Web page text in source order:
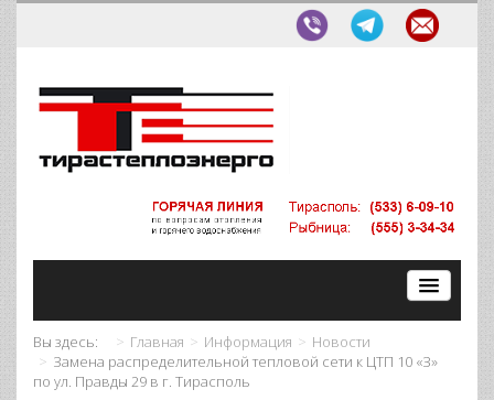
Вы здесь: Главная Информация
Новости
Замена распределительной тепловой сети к ЦТП 10 «З»
по ул. Правды 29 в г. Тирасполь